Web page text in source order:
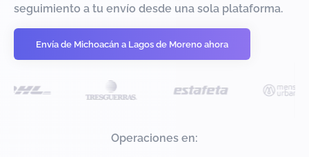
seguimiento a tu envío desde una sola plataforma.
Envía de Michoacán a Lagos de Moreno ahora
Operaciones en: